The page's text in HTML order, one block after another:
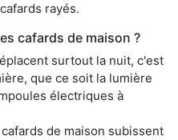
rayés.
cafards de maison ?
surtout la nuit, c'est
que ce soit la lumière
électriques à
de maison subissent